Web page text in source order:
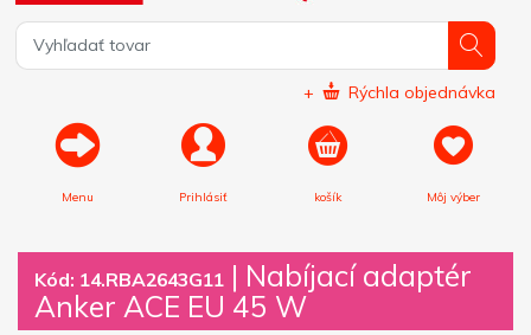
+ Rýchla objednávka
Menu Prihlásiť košík Môj výber
Kód: 14.RBA2643G11 | Nabíjací adaptér
Anker ACE EU 45 W